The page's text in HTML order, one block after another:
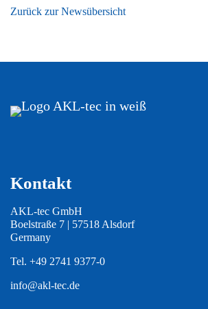
Zurück zur Newsübersicht
Kontakt
AKL-tec GmbH
Boelstraße 7 | 57518 Alsdorf
Germany
Tel. +49 2741 9377-0
info@akl-tec.de